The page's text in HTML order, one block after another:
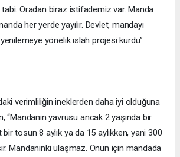
Oradan biraz istifademiz var. Manda
her yerde yayılır. Devlet, mandayı
yönelik ıslah projesi kurdu”
verimliliğin ineklerden daha iyi olduğuna
“Mandanın yavrusu ancak 2 yaşında bir
tosun 8 aylık ya da 15 aylıkken, yani 300
Mandanınki ulaşmaz. Onun için mandada